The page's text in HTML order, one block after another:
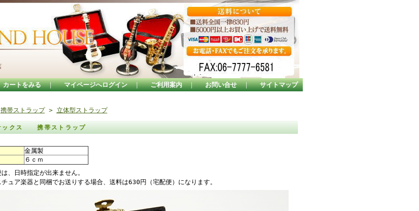
カートをみる ｜ マイページへログイン ｜ ご利用案内 ｜ お問い合せ ｜ サイトマップ
携帯ストラップ> 立体型ストラップ
ックス 携帯ストラップ
金属製
６ｃｍ
、日時指定が出来ません。
ュア楽器と同梱でお送りする場合、送料は630円（宅配便）になります。